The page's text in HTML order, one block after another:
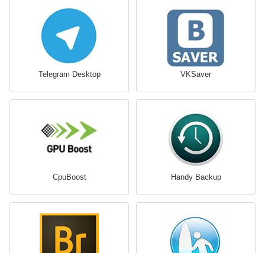
Telegram Desktop VKSaver
CpuBoost Handy Backup